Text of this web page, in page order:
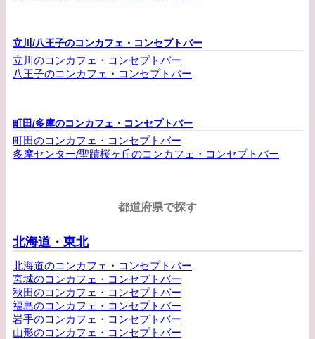
立川/八王子のコンカフェ・コンセプトバー
立川のコンカフェ・コンセプトバー
八王子のコンカフェ・コンセプトバー
町田/多摩のコンカフェ・コンセプトバー
町田のコンカフェ・コンセプトバー
多摩センター/聖蹟桜ヶ丘のコンカフェ・コンセプトバー
都道府県で探す
北海道・東北
北海道のコンカフェ・コンセプトバー
宮城のコンカフェ・コンセプトバー
秋田のコンカフェ・コンセプトバー
福島のコンカフェ・コンセプトバー
岩手のコンカフェ・コンセプトバー
山形のコンカフェ・コンセプトバー